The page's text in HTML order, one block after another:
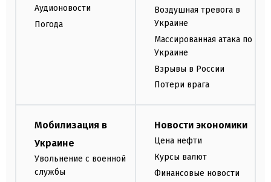
Аудионовости
Погода
Воздушная тревога в
Украине
Массированная атака по
Украине
Взрывы в России
Потери врага
Мобилизация в
Украине
Увольнение с военной
службы
Новости экономики
Цена нефти
Курсы валют
Финансовые новости